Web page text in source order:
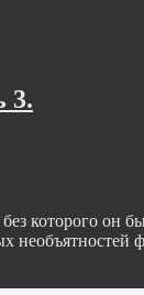
3.
которого он
необъятностей